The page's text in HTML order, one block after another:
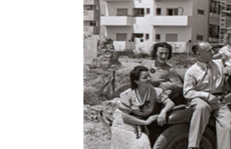
אתר ספר מודפס
$46
$41